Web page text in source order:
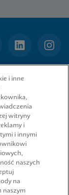
i inne
witryny
i
i innymi
naszych
na
naszym